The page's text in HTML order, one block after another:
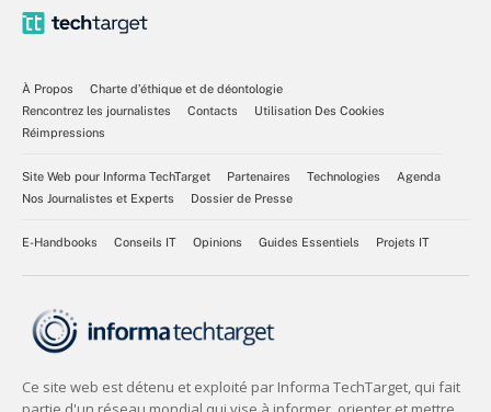
À Propos
Charte d’éthique et de déontologie
Rencontrez les journalistes
Contacts
Utilisation Des Cookies
Réimpressions
Site Web pour Informa TechTarget Partenaires Technologies
Agenda
Nos Journalistes et Experts
Dossier de Presse
E-Handbooks Conseils IT Opinions Guides Essentiels Projets IT